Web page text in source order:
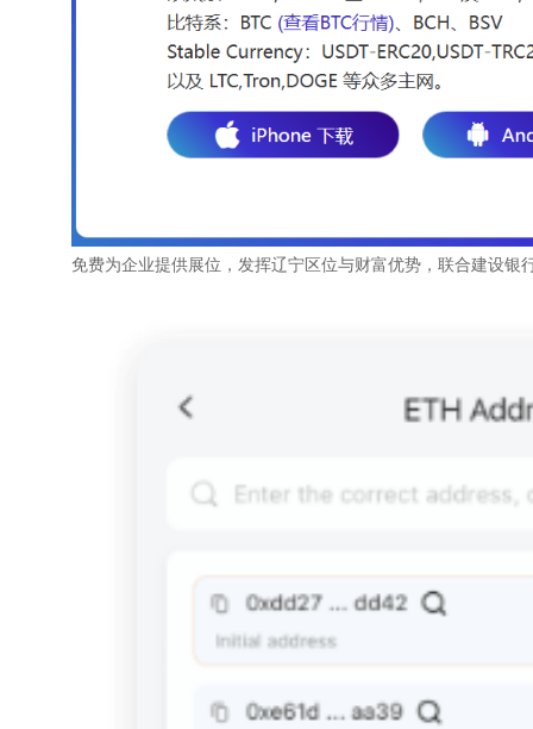
免费为企业提供展位，发挥辽宁区位与财富优势，联合建设银